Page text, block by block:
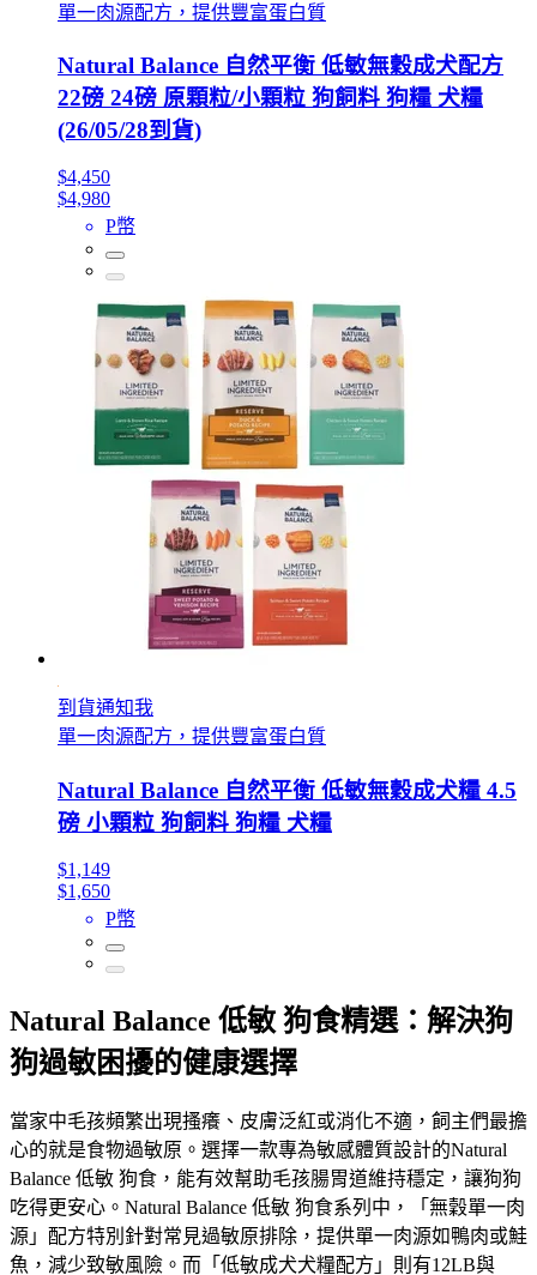
單一肉源配方，提供豐富蛋白質
Natural Balance 自然平衡 低敏無穀成犬配方
22磅 24磅 原顆粒/小顆粒 狗飼料 狗糧 犬糧
(26/05/28到貨)
$4,450
$4,980
P幣
到貨通知我
單一肉源配方，提供豐富蛋白質
Natural Balance 自然平衡 低敏無穀成犬糧 4.5
磅 小顆粒 狗飼料 狗糧 犬糧
$1,149
$1,650
P幣
Natural Balance 低敏 狗食精選：解決狗
狗過敏困擾的健康選擇
當家中毛孩頻繁出現搔癢、皮膚泛紅或消化不適，飼主們最擔
心的就是食物過敏原。選擇一款專為敏感體質設計的Natural
Balance 低敏 狗食，能有效幫助毛孩腸胃道維持穩定，讓狗狗
吃得更安心。Natural Balance 低敏 狗食系列中，「無穀單一肉
源」配方特別針對常見過敏原排除，提供單一肉源如鴨肉或鮭
魚，減少致敏風險。而「低敏成犬犬糧配方」則有12LB與